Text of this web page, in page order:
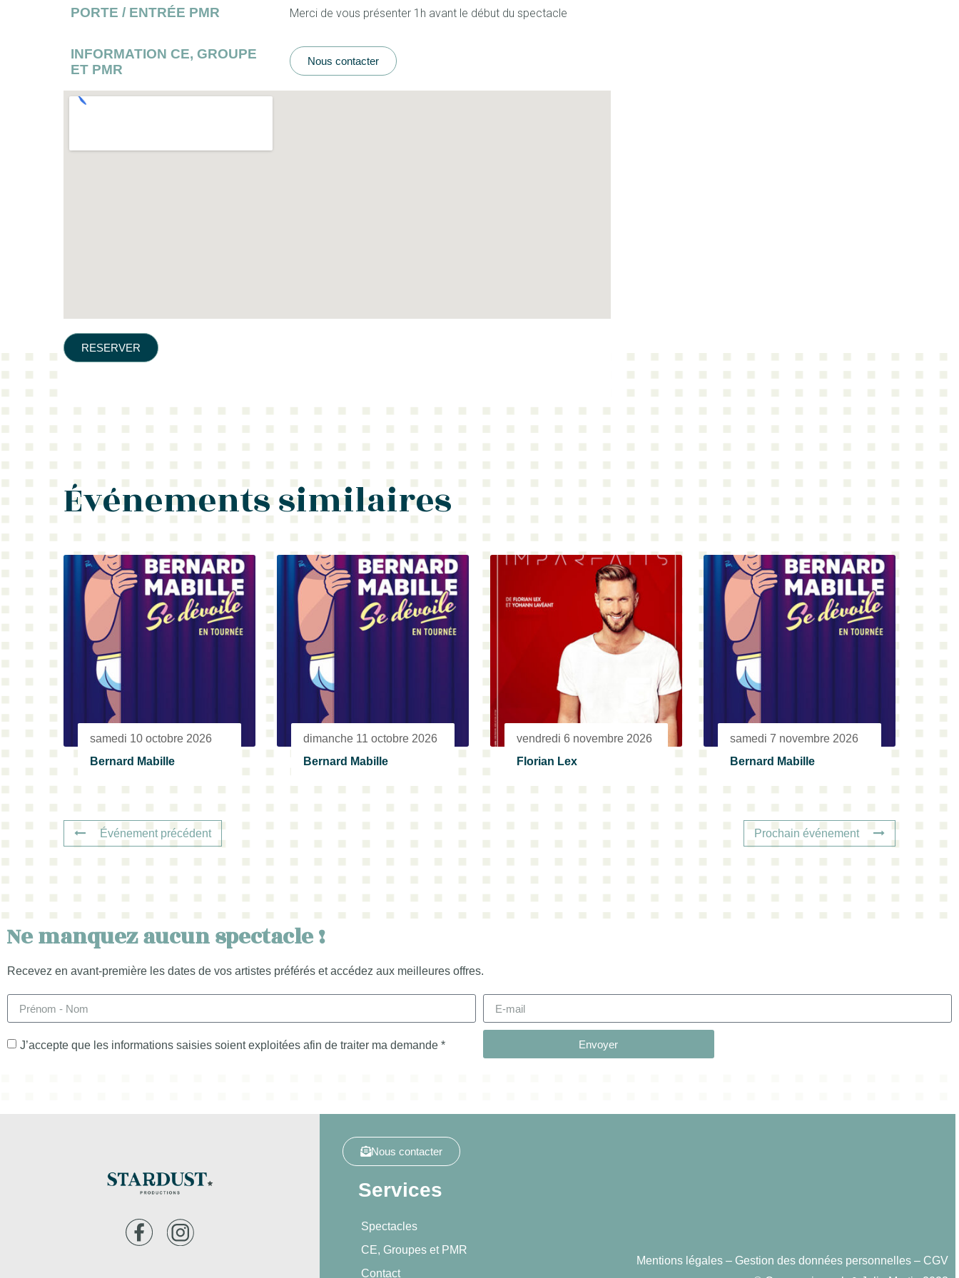
PORTE / ENTRÉE PMR Merci de vous présenter 1h avant le début du spectacle
INFORMATION CE, GROUPE
ET PMR
Nous contacter
RESERVER
Événements similaires
samedi 10 octobre 2026
Bernard Mabille
dimanche 11 octobre 2026
Bernard Mabille
vendredi 6 novembre 2026
Florian Lex
samedi 7 novembre 2026
Bernard Mabille
Événement précédent Prochain événement
Ne manquez aucun spectacle !
Recevez en avant-première les dates de vos artistes préférés et accédez aux meilleures offres.
J’accepte que les informations saisies soient exploitées afin de traiter ma demande * Envoyer
Nous contacter
Services
Spectacles
CE, Groupes et PMR
Contact
Mentions légales – Gestion des données personnelles – CGV